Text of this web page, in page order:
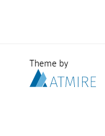
Theme by